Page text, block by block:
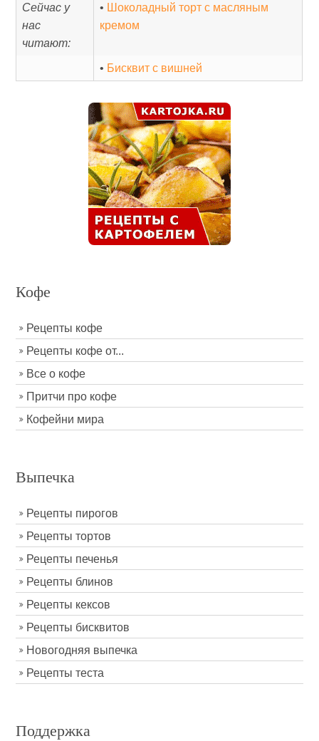
Сейчас у
нас
читают:
• Шоколадный торт с масляным
кремом
• Бисквит с вишней
Кофе
Рецепты кофе
Рецепты кофе от...
Все о кофе
Притчи про кофе
Кофейни мира
Выпечка
Рецепты пирогов
Рецепты тортов
Рецепты печенья
Рецепты блинов
Рецепты кексов
Рецепты бисквитов
Новогодняя выпечка
Рецепты теста
Поддержка